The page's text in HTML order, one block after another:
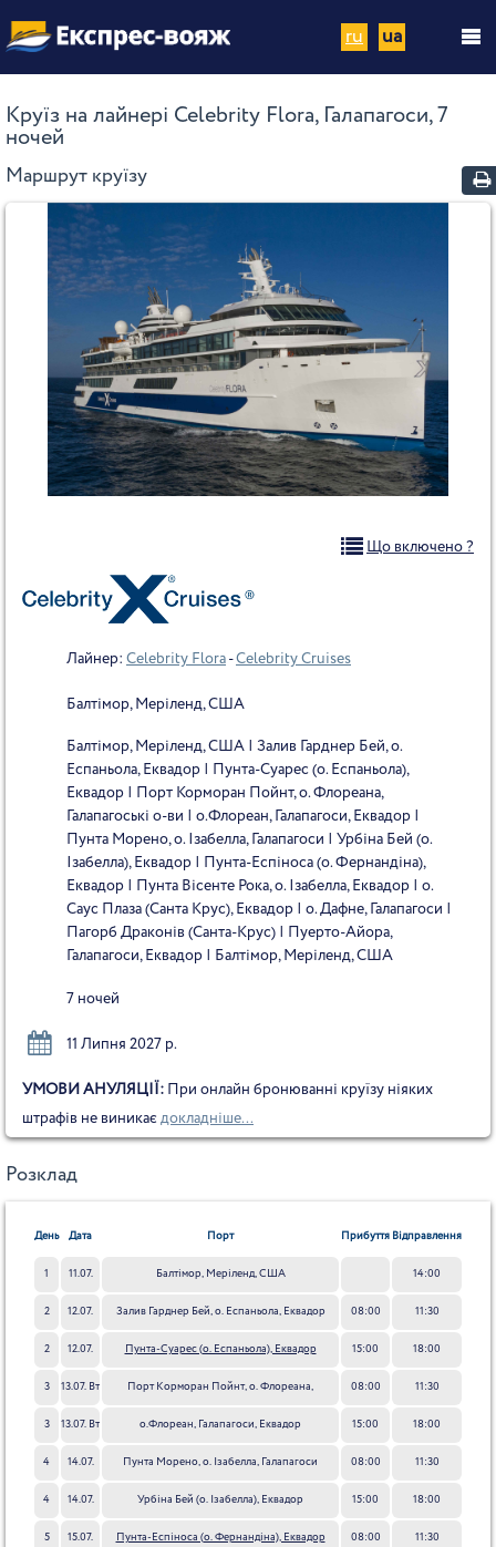
ru ua
Круїз на лайнері Celebrity Flora, Галапагоси, 7
ночей
Маршрут круїзу
Що включено ?
Лайнер: Celebrity Flora-Celebrity Cruises
Балтімор, Меріленд, США
Балтімор, Меріленд, США | Залив Гарднер Бей, о.
Еспаньола, Еквадор | Пунта-Суарес (о. Еспаньола),
Еквадор | Порт Корморан Пойнт, о. Флореана,
Галапагоські о-ви | о.Флореан, Галапагоси, Еквадор |
Пунта Морено, о. Ізабелла, Галапагоси | Урбіна Бей (о.
Ізабелла), Еквадор | Пунта-Еспіноса (о. Фернандіна),
Еквадор | Пунта Вісенте Рока, о. Ізабелла, Еквадор | о.
Саус Плаза (Санта Крус), Еквадор | о. Дафне, Галапагоси |
Пагорб Драконів (Санта-Крус) | Пуерто-Айора,
Галапагоси, Еквадор | Балтімор, Меріленд, США
7 ночей
11 Липня 2027 р.
УМОВИ АНУЛЯЦІЇ: При онлайн бронюванні круїзу ніяких
штрафів не виникає докладніше...
Розклад
День Дата Порт Прибуття Відправлення
1 11.07.
Нд
Балтімор, Меріленд, США 14:00
2 12.07.
Пн
Залив Гарднер Бей, о. Еспаньола, Еквадор 08:00 11:30
2 12.07.
Пн
Пунта-Суарес (о. Еспаньола), Еквадор 15:00 18:00
3 13.07. Вт Порт Корморан Пойнт, о. Флореана,
Галапагоські о-ви
08:00 11:30
3 13.07. Вт о.Флореан, Галапагоси, Еквадор 15:00 18:00
4 14.07.
Ср
Пунта Морено, о. Ізабелла, Галапагоси 08:00 11:30
4 14.07.
Ср
Урбіна Бей (о. Ізабелла), Еквадор 15:00 18:00
5 15.07. Пунта-Еспіноса (о. Фернандіна), Еквадор 08:00 11:30